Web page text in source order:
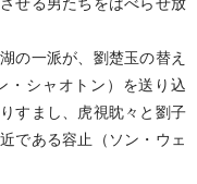
せる男たちをはべらせ放
の一派が、劉楚玉の替え
・シャオトン）を送り込
すまし、虎視眈々と劉子
である容止（ソン・ウェ